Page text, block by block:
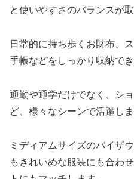
と使いやすさのバランスが取
日常的に持ち歩くお財布、
手帳などをしっかり収納でき
通勤や通学だけでなく、シ
ど、様々なシーンで活躍しま
ミディアムサイズのバイザ
もきれいめな服装にも合わ